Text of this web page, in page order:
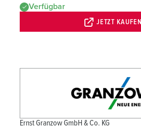
Verfügbar
JETZT KAUFEN
Ernst Granzow GmbH & Co. KG